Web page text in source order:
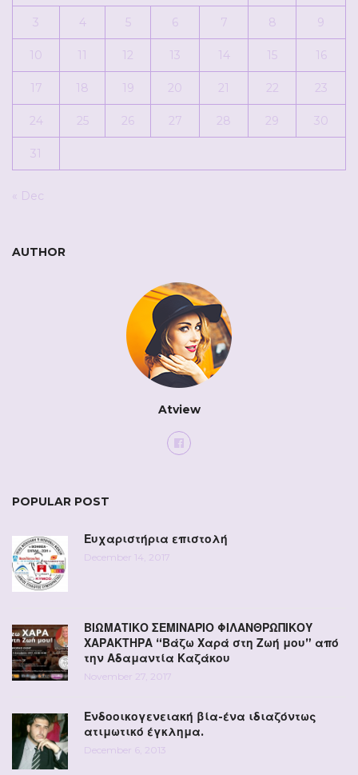
3 4 5 6 7 8 9
10 11 12 13 14 15 16
17 18 19 20 21 22 23
24 25 26 27 28 29 30
31
« Dec
AUTHOR
Atview
POPULAR POST
Ευχαριστήρια επιστολή
December 14, 2017
ΒΙΩΜΑΤΙΚΟ ΣΕΜΙΝΑΡΙΟ ΦΙΛΑΝΘΡΩΠΙΚΟΥ
ΧΑΡΑΚΤΗΡΑ “Βάζω Χαρά στη Ζωή μου” από
την Αδαμαντία Καζάκου
November 27, 2017
Ενδοοικογενειακή βία-ένα ιδιαζόντως
ατιμωτικό έγκλημα.
December 6, 2013